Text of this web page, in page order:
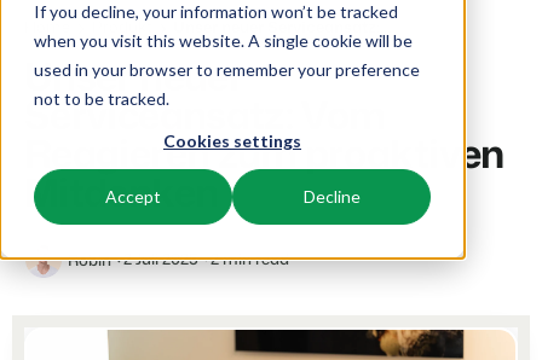
If you decline, your information won’t be tracked
when you visit this website. A single cookie will be
used in your browser to remember your preference
not to be tracked.
Cookies settings
Accept Decline
BEX PMS
PMS
Verwalte alle Backoffice Abläufe.
Vermarkte dein Angebot auf verschiedenen Channels.
Steigere deine direkten Buchungen über deine Website.
App Store
Verbinde dich mit deinen Lieblingsapps und -tools.
Unsere Lösungen
BEX für:
Ferienhäuser, Bungalows, Mobilheime und Weinfässer.
Stellplätze, Camping, Glamping und Zelten.
Ski-, Wellness-, Golf- und Tauchresorts.
Ressourcen
Wissenswertes
BEX Educate | Pro
Weiter lernen, weiter führen in der Freizeitbranche
Neuigkeiten der Branche und wertvolle Tipps
Preise
Kundenstories
Artikel-Kategorien
Neu
Bereit für Innovation
Produkt
Von der Idee bis hin zur Lösung
Team und Unternehmenskultur
Erfolgsorientiert
Tipps und Best Practices
Home Produkt
Unser neuer
Serviceansatz: Vom
Reagieren zum proaktiven
Mitdenken
Robin 2 Juli 2025 2 min read